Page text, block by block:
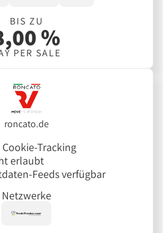
BIS ZU
%
PER SALE
roncato.de
Cookie-Tracking
erlaubt
Feeds verfügbar
Netzwerke